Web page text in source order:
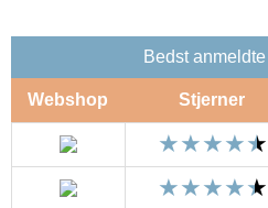
Bedst
Webshop Stjerner